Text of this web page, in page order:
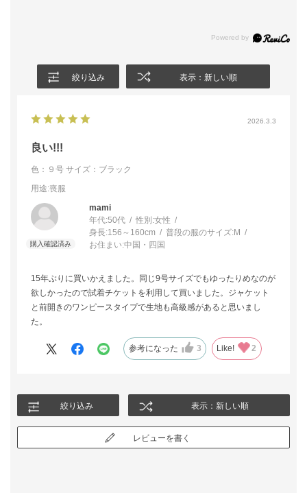
絞り込み 表示：新しい順
2026.3.3
良い!!!
色：９号 サイズ：ブラック
用途:喪服
mami
年代:50代 性別:女性
身長:156～160cm 普段の服のサイズ:M
お住まい:中国・四国
15年ぶりに買いかえました。同じ9号サイズでもゆったりめなのが
欲しかったので試着チケットを利用して買いました。ジャケット
と前開きのワンピースタイプで生地も高級感があると思いまし
た。
参考になった 3 Like! 2
絞り込み 表示：新しい順
レビューを書く